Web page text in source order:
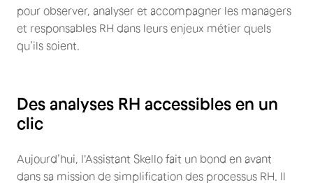
pour observer, analyser et accompagner les managers
et responsables RH dans leurs enjeux métier quels
qu’ils soient.
Des analyses RH accessibles en un
clic
Aujourd’hui, l'Assistant Skello fait un bond en avant
dans sa mission de simplification des processus RH. Il